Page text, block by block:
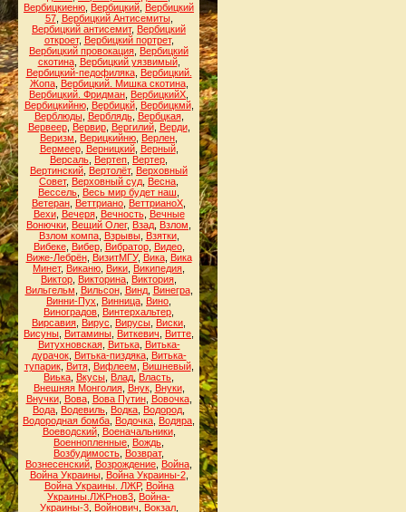
Вербицкиеню Вербицкий Вербицкий
57, Вербицкий Антисемиты,
Вербицкий антисемит, Вербицкий
откроет, Вербицкий портрет,
Вербицкий провокация Вербицкий
скотина, Вербицкий уязвимый,
Вербицкий-педофиляка, Вербицкий.
Жопа, Вербицкий. Мишка скотина,
Вербицкий. Фридман ВербицкийХ
Вербицкийню, Вербицкй, Вербицкмй,
Верблюды, Верблядь, Вербцкая,
Вервеер, Вервир, Вергилий, Верди,
Веризм
Верицкийню Верлен
Вермеер, Верницкий, Верный,
Версаль Вертеп Вертер
Вертинский Вертолёт, Верховный
Совет, Верховный суд Весна
Вессель Весь мир будет наш
Ветеран Веттриано ВеттрианоХ
Вехи, Вечеря, Вечность, Вечные
Вонючки Вещий Олег, Взад Взлом
Взлом компа, Взрывы, Взятки,
Вибеке, Вибер, Вибратор, Видео,
Виже-Лебрён, ВизитМГУ, Вика, Вика
Минет, Виканю Вики Википедия
Виктор Викторина Виктория
Вильгельм
Вильсон, Винд, Винегра,
Винни-Пух
Винница Вино
Виноградов Винтерхальтер
Вирсавия Вирус Вирусы Виски
Висуны Витамины Виткевич Витте
Витухновская, Витька, Витька-
дурачок, Витька-пиздяка, Витька-
тупарик, Витя, Вифлеем Вишневый,
Виька Вкусы Влад Власть
Внешняя Монголия, Внук, Внуки,
Внучки, Вова, Вова Путин, Вовочка,
Вода Водевиль Водка Водород
Водородная бомба Водочка Водяра
Воеводский, Военачальники,
Военнопленные Вождь
Возбудимость Возврат,
Вознесенский Возрождение Война
Война Украины, Война Украины-2,
Война Украины. ЛЖР, Война
Украины.ЛЖРнов3 Война-
Украины-3, Войнович Вокзал,